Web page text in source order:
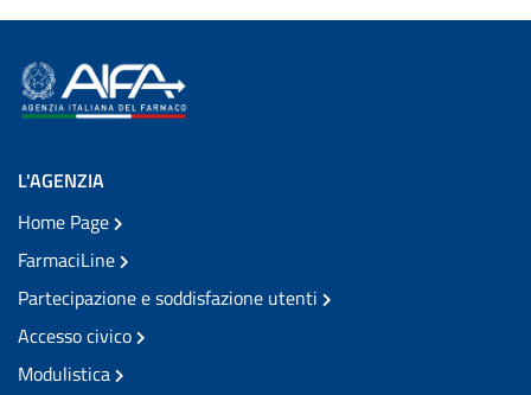
L'AGENZIA
Home Page
FarmaciLine
Partecipazione e soddisfazione utenti
Accesso civico
Modulistica